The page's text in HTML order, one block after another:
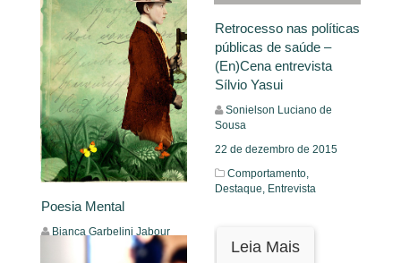
Poesia Mental
Bianca Garbelini Jabour
5 de setembro de 2017
Retrocesso nas políticas
públicas de saúde –
(En)Cena entrevista
Sílvio Yasui
Sonielson Luciano de
Sousa
22 de dezembro de 2015
Comportamento,
Destaque, Entrevista
Leia Mais